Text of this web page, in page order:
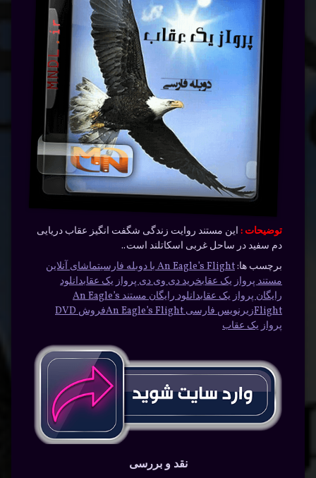
توضیحات : این مستند روایت زندگی شگفت انگیز عقاب دریایی
دم سفید در ساحل غربی اسکاتلند است..
برچسب ها:An Eagle’s Flight با دوبله فارسی
تماشای آنلاین
مستند پرواز یک عقابخرید دی وی دی پرواز یک عقابدانلود
رایگان پرواز یک عقاب
دانلود رایگان مستند An Eagle’s
Flightزیرنویس فارسی An Eagle’s Flight
فروش DVD
پرواز یک عقاب
نقد و بررسی